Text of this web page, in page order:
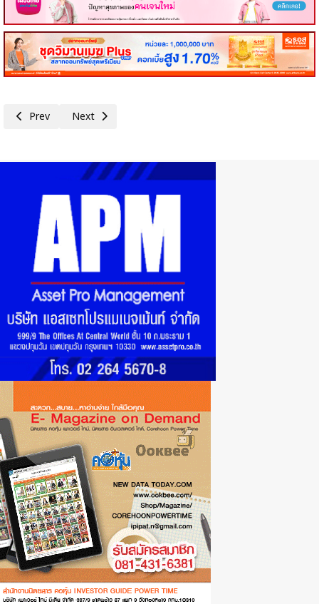
Previous article: สมาคมยานยนต์ไฟฟ้าไทย โชว์ศักยภาพ จัดงานเเสดงนวัต
Prev Next article: EVAT เปิดวิสัยทัศน์คณะทำงาน EVAT วาระ
Next